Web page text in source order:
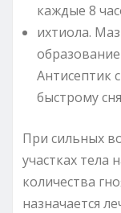
каждые 8
ихтиола.
Антисептик
быстрому
При сильных
участках тела
количества
назначается